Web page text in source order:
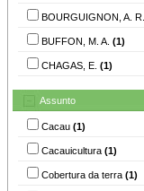
BOURGUIGNON, A. R.
BUFFON, M. A. (1)
CHAGAS, E. (1)
Assunto
Cacau (1)
Cacauicultura (1)
Cobertura da terra (1)